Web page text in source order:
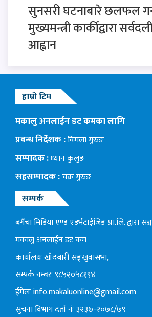
सुनसरी घटनाबारे छलफल
मुख्यमन्त्री कार्कीद्वारा
आह्वान
हाम्रो टिम
मकालु अनलाईन डट कमका लागि
प्रबन्ध निर्देशक :विमला गुरुङ
सम्पादक :ध्यान कुलुङ
सहसम्पादक :चक्र गुरुङ
सम्पर्क
बगैंचा मिडिया एण्ड एडर्भटाईजिङ प्रा.लि. द्वारा
मकालु अनलाईन डट कम
कार्यालयः खाँदबारी सङ्खुवासभा,
सम्पर्क नम्बरः ९८५२०५८१९४
ईमेलःinfo.makaluonline@gmail.com
सुचना विभाग दर्ता नंः ३२३७-२०७८/७९